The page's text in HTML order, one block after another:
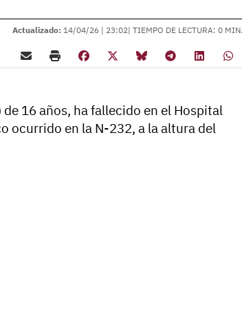
Actualizado: 14/04/26 | 23:02| TIEMPO DE LECTURA: 0 MIN.
16 años, ha fallecido en el Hospital
ocurrido en la N-232, a la altura del